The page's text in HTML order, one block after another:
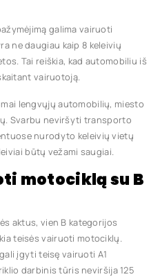
galima vairuoti
ne daugiau kaip 8 keleivių
Tai reiškia, kad automobiliu iš
vairuotoją.
lengvųjų automobilių, miesto
Svarbu neviršyti transporto
nurodyto keleivių vietų
būtų vežami saugiai.
motociklą su B
aktus, vien B kategorijos
teisės vairuoti motociklų.
įgyti teisę vairuoti A1
darbinis tūris neviršija 125